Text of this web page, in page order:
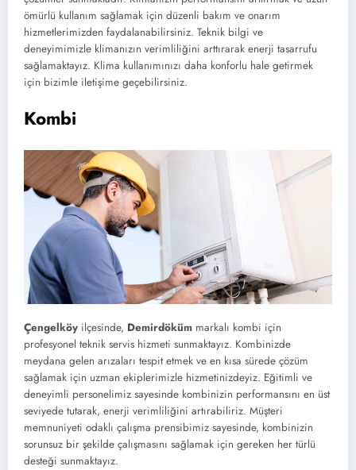
ömürlü kullanım sağlamak için düzenli bakım ve onarım
hizmetlerimizden faydalanabilirsiniz. Teknik bilgi ve
deneyimimizle klimanızın verimliliğini arttırarak enerji tasarrufu
sağlamaktayız. Klima kullanımınızı daha konforlu hale getirmek
için bizimle iletişime geçebilirsiniz.
Kombi
Çengelköy ilçesinde, Demirdöküm markalı kombi için
profesyonel teknik servis hizmeti sunmaktayız. Kombinizde
meydana gelen arızaları tespit etmek ve en kısa sürede çözüm
sağlamak için uzman ekiplerimizle hizmetinizdeyiz. Eğitimli ve
deneyimli personelimiz sayesinde kombinizin performansını en üst
seviyede tutarak, enerji verimliliğini artırabiliriz. Müşteri
memnuniyeti odaklı çalışma prensibimiz sayesinde, kombinizin
sorunsuz bir şekilde çalışmasını sağlamak için gereken her türlü
desteği sunmaktayız.